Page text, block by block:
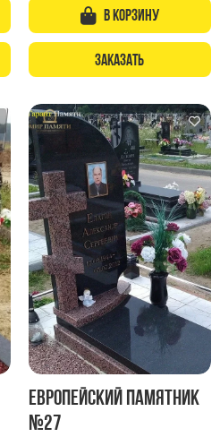
В корзину
Заказать
Европейский памятник
№27